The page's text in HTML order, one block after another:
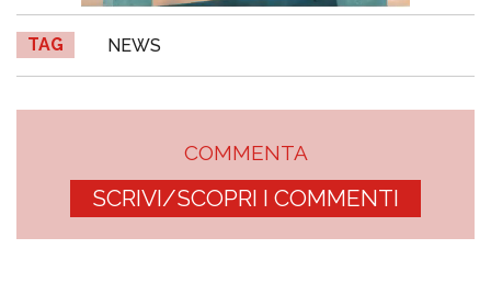
TAG NEWS
COMMENTA
SCRIVI/SCOPRI I COMMENTI